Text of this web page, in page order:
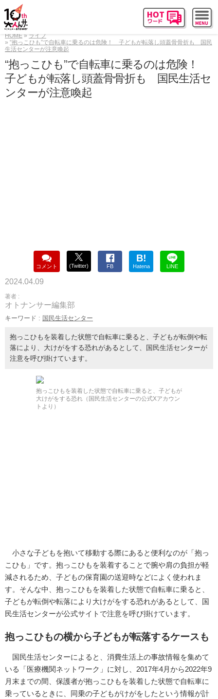
HOME
ライフ
“抱っこひも”で自転車に乗るのは危険！ 子どもが転落し頭蓋骨骨折も 国民
生活センターが注意喚起
“抱っこひも”で自転車に乗るのは危険！
子どもが転落し頭蓋骨骨折も 国民生活セ
ンターが注意喚起
コメント (Twitter) FB
B!
Hatena LINE
2024.04.09
著者 :
オトナンサー編集部
キーワード : 国民生活センター
抱っこひもを装着した状態で自転車に乗ると、子どもが転倒や転
落により、大けがをする恐れがあるとして、国民生活センターが
注意を呼び掛けています。
抱っこひもを装着した状態で自転車に乗ると、子どもが
大けがをする恐れ（国民生活センターの公式Xアカウン
トより）
小さな子どもを抱いて移動する際にあると便利なのが「抱っ
こひも」です。抱っこひもを装着することで腕や肩の負担が軽
減されるため、子どもの保育園の送迎時などによく使われま
す。そんな中、抱っこひもを装着した状態で自転車に乗ると、
子どもが転倒や転落により大けがをする恐れがあるとして、国
民生活センターが公式サイトで注意を呼び掛けています。
抱っこひもの横から子どもが転落するケースも
国民生活センターによると、消費生活上の事故情報を集めて
いる「医療機関ネットワーク」に対し、2017年4月から2022年9
月末までの間、保護者が抱っこひもを装着した状態で自転車に
乗っているときに、同乗の子どもがけがをしたという情報が計